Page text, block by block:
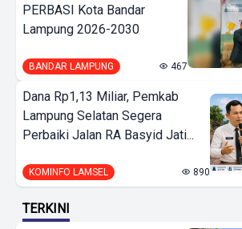
PERBASI Kota Bandar
Lampung 2026-2030
BANDAR LAMPUNG 467
Dana Rp1,13 Miliar, Pemkab
Lampung Selatan Segera
Perbaiki Jalan RA Basyid Jati...
KOMINFO LAMSEL 890
TERKINI